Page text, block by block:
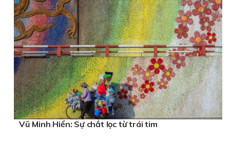
Vũ Minh Hiển: Sự chắt lọc từ trái tim